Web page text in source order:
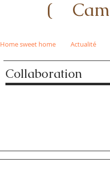
(
Home sweet home Actualité
Collaboration